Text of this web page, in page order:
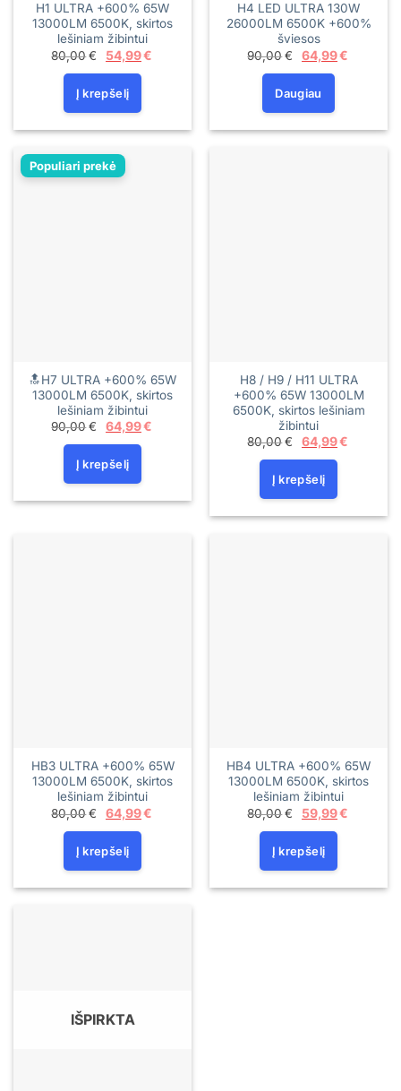
H1 ULTRA +600% 65W
13000LM 6500K, skirtos
lešiniam žibintui
80,00€
Original
price
was:
80,00€.
54,99€
Į krepšelį
H4 LED ULTRA 130W
26000LM 6500K +600%
šviesos
90,00€
Original
price
was:
90,00€.
64,99€
Daugiau
Populiari prekė
🔝H7 ULTRA +600% 65W
13000LM 6500K, skirtos
lešiniam žibintui
90,00€
Original
price
was:
90,00€.
64,99€
Į krepšelį
H8 / H9 / H11 ULTRA
+600% 65W 13000LM
6500K, skirtos lešiniam
žibintui
80,00€
Original
price
was:
80,00€.
64,99€
Į krepšelį
HB3 ULTRA +600% 65W
13000LM 6500K, skirtos
lešiniam žibintui
80,00€
Original
price
was:
80,00€.
64,99€
Į krepšelį
HB4 ULTRA +600% 65W
13000LM 6500K, skirtos
lešiniam žibintui
80,00€
Original
price
was:
80,00€.
59,99€
Į krepšelį
IŠPIRKTA